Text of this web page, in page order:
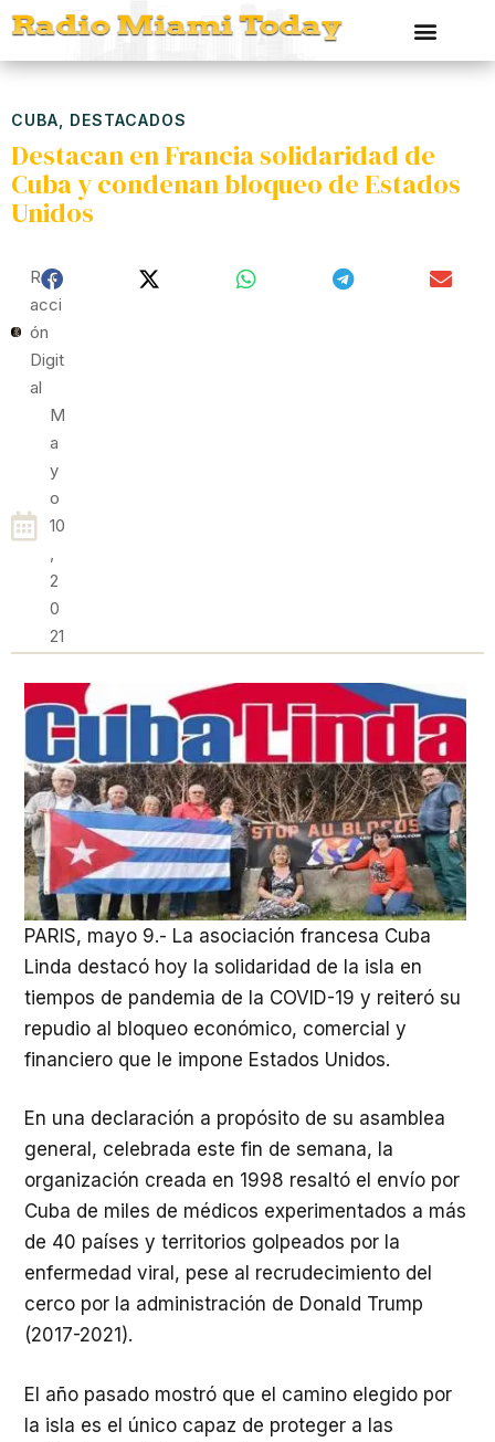
CUBA DESTACADOS
Destacan en Francia solidaridad de
Cuba y condenan bloqueo de Estados
Unidos
Red
Acci
Ón
Digit
Al
M
A
Y
O
10
,
2
0
21
PARIS, mayo 9.- La asociación francesa Cuba
Linda destacó hoy la solidaridad de la isla en
tiempos de pandemia de la COVID-19 y reiteró su
repudio al bloqueo económico, comercial y
financiero que le impone Estados Unidos.
En una declaración a propósito de su asamblea
general, celebrada este fin de semana, la
organización creada en 1998 resaltó el envío por
Cuba de miles de médicos experimentados a más
de 40 países y territorios golpeados por la
enfermedad viral, pese al recrudecimiento del
cerco por la administración de Donald Trump
(2017-2021).
El año pasado mostró que el camino elegido por
la isla es el único capaz de proteger a las